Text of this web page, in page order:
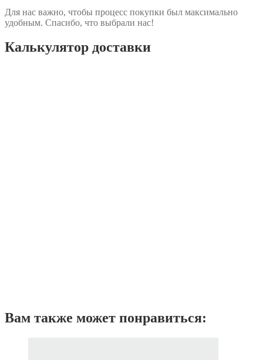
Для нас важно, чтобы процесс покупки был максимально
удобным. Спасибо, что выбрали нас!
Калькулятор доставки
Вам также может понравиться: